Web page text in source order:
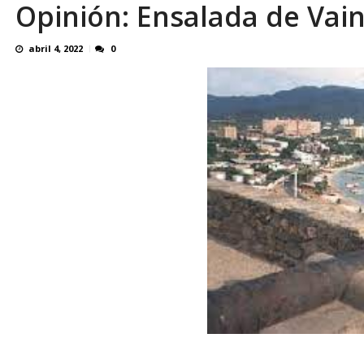
OVP denunció 15 años de violación
Opinión: Ensalada de
abril 4, 2022 0